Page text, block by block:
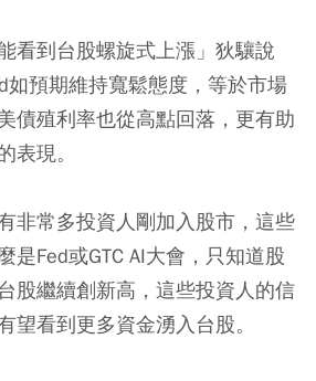
看到台股螺旋式上漲」狄驤說
如預期維持寬鬆態度，等於市場
債殖利率也從高點回落，更有助
表現。
非常多投資人剛加入股市，這些
是Fed或GTC AI大會，只知道股
股繼續創新高，這些投資人的信
望看到更多資金湧入台股。